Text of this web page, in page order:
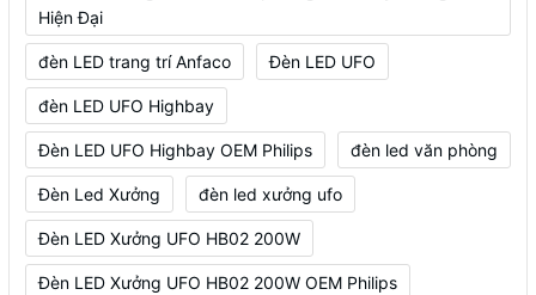
Hiện Đại
đèn LED trang trí Anfaco Đèn LED UFO
đèn LED UFO Highbay
Đèn LED UFO Highbay OEM Philips đèn led văn phòng
Đèn Led Xưởng đèn led xưởng ufo
Đèn LED Xưởng UFO HB02 200W
Đèn LED Xưởng UFO HB02 200W OEM Philips